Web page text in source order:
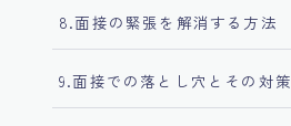
8.面接の緊張を解消する方法
9.面接での落とし穴とその対策